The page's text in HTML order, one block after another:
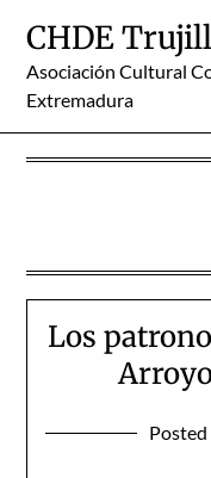
content
CHDE
Asociación Cultural
Extremadura
Los
Posted